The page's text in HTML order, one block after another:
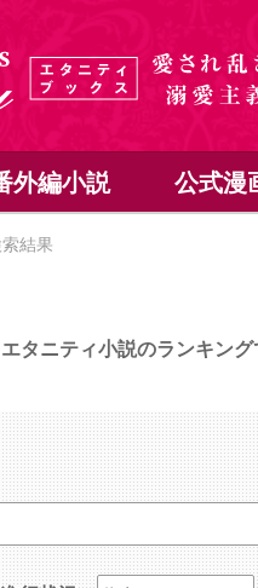
外編小説 公式漫
結果
タニティ小説のランキング